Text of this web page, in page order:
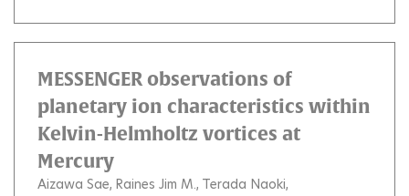
MESSENGER observations of
planetary ion characteristics within
Kelvin-Helmholtz vortices at
Mercury
Aizawa Sae Raines Jim M. Terada Naoki